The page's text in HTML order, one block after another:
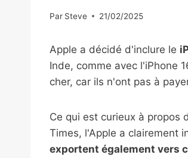
Par Steve 21/02/2025
Apple a décidé d'inclure le
Inde, comme avec l'iPhone
cher, car ils n'ont pas à
Ce qui est curieux à propos
Times, l'Apple a clairement
exportent également vers